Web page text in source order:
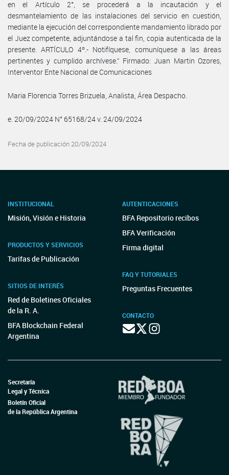
en el Artículo 2°, se procederá a la incautación y el
desmantelamiento de las instalaciones del servicio en cuestión,
mediante la ejecución del correspondiente mandamiento librado por
el Juez competente, adjuntándose a tal fin, copia autenticada de la
presente. ARTÍCULO 4º.- Notifíquese, comuníquese a las áreas
pertinentes y cumplido archívese.” Firmado: Juan Martin Ozores,
Interventor Ente Nacional de Comunicaciones
Maria Florencia Torres Brizuela, Analista, Área Despacho.
e. 20/09/2024 N° 65168/24 v. 24/09/2024
Fecha de publicación 20/09/2024
INSTITUCIONAL
Misión, Visión e Historia
PRODUCTOS Y SERVICIOS
Tarifas de Publicación
SITIOS DE INTERÉS
Red de Boletines Oficiales
de la R. A.
BFA Blockchain Federal
Argentina
AUTENTICACIONES
BFA Repositorio recibos
BFA Verificación
Firma digital
FAQ Y TUTORIALES
Preguntas Frecuentes
CONTACTO
Secretaría
Legal y Técnica
Boletín Oficial
de la República Argentina